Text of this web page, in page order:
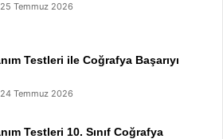
25 Temmuz 2026
Testleri ile Coğrafya Başarıyı
24 Temmuz 2026
Testleri 10. Sınıf Coğrafya